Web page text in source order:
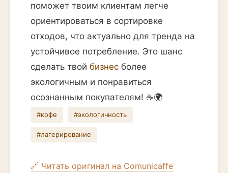
поможет твоим клиентам легче
ориентироваться в сортировке
отходов, что актуально для тренда на
устойчивое потребление. Это шанс
сделать твой бизнес более
экологичным и понравиться
осознанным покупателям! ☕️🌍
#кофе #экологичность
#лагерирование
🔗 Читать оригинал на Comunicaffe